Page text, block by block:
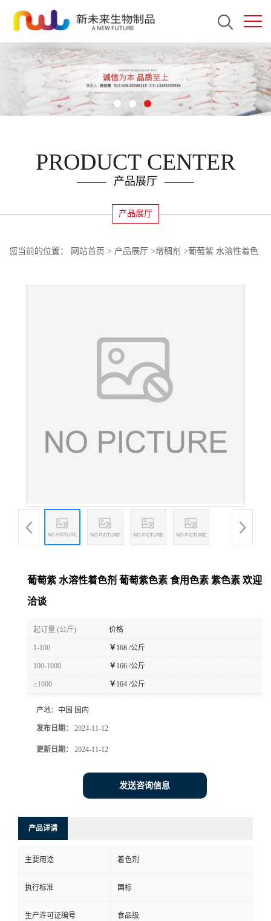
PRODUCT CENTER
产品展厅
产品展厅
您当前的位置： 网站首页 > 产品展厅 >增稠剂 >葡萄紫 水溶性着色
葡萄紫 水溶性着色剂 葡萄紫色素 食用色素 紫色素 欢迎
洽谈
起订量 (公斤) 价格
1-100 ￥ 168 /公斤
100-1000 ￥ 166 /公斤
≥1000 ￥ 164 /公斤
产地： 中国 国内
发布日期： 2024-11-12
更新日期： 2024-11-12
发送咨询信息
产品详请
主要用途 着色剂
执行标准 国标
生产许可证编号 食品级